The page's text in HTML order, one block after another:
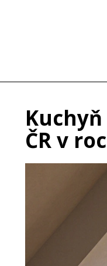
ČR v